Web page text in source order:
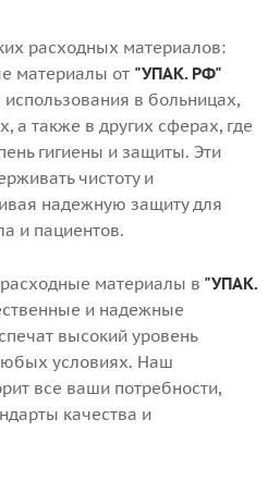
расходных материалов:
материалы от "УПАК. РФ"
в больницах,
а также в других сферах, где
гигиены и защиты. Эти
чистоту и
надежную защиту для
и пациентов.
материалы в "УПАК.
и надежные
высокий уровень
условиях. Наш
все ваши потребности,
качества и